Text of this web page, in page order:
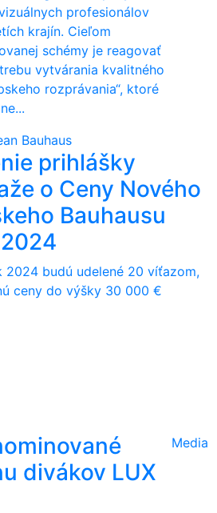
profesionálov
krajín. Cieľom
schémy je reagovať
vytvárania kvalitného
rozprávania“, ktoré
Bauhaus
prihlášky
o Ceny Nového
Bauhausu
2024 budú udelené 20 víťazom,
ceny do výšky 30 000 €
divákov LUX
Media